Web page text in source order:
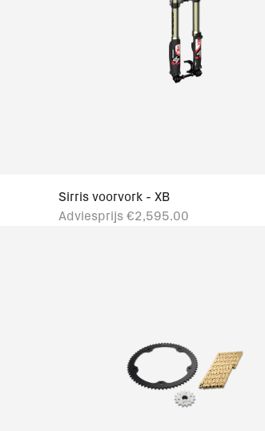
Sirris voorvork - XB
Adviesprijs €2,595.00